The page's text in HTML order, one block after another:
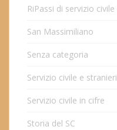
RiPassi di servizio civile
San Massimiliano
Senza categoria
Servizio civile e stranieri
Servizio civile in cifre
Storia del SC